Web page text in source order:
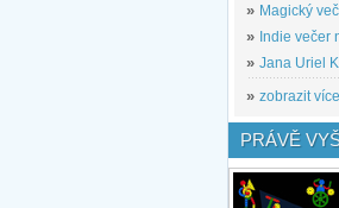
» Magický
» Indie večer
» Jana Uriel
» zobrazit
PRÁVĚ